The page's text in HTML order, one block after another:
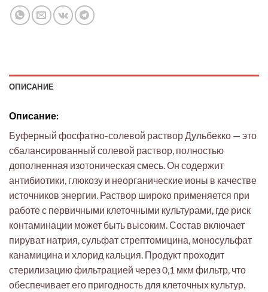
ОПИСАНИЕ
Описание:
Буферный фосфатно-солевой раствор Дульбекко — это
сбалансированный солевой раствор, полностью
дополненная изотоническая смесь. Он содержит
антибиотики, глюкозу и неорганические ионы в качестве
источников энергии. Раствор широко применяется при
работе с первичными клеточными культурами, где риск
контаминации может быть высоким. Состав включает
пируват натрия, сульфат стрептомицина, моносульфат
канамицина и хлорид кальция. Продукт проходит
стерилизацию фильтрацией через 0,1 мкм фильтр, что
обеспечивает его пригодность для клеточных культур.